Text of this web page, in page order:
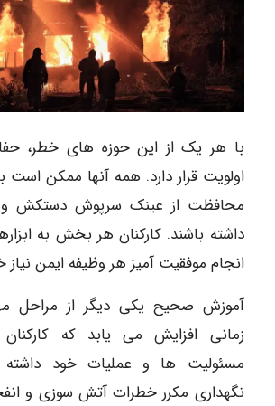
با هر یک از این حوزه های خطر،
اولویت قرار دارد. همه آنها ممکن
محافظت از عینک سرپوش دستکش و
داشته باشند. کارکنان هر بخش به
انجام موفقیت آمیز هر وظیفه ایمن
آموزش صحیح یکی دیگر از مراحل
زمانی افزایش می یابد که
مسئولیت ها و عملیات خود داشته
نگهداری مکرر خطرات آتش سوزی و